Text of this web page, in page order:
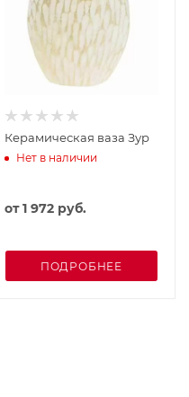
Керамическая ваза Зур
Нет в наличии
от1 972 руб.
ПОДРОБНЕЕ